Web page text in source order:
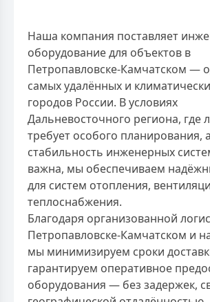
Наша компания поставляет
оборудование для объектов в
Петропавловске-Камчатском —
самых удалённых и
городов России. В условиях
Дальневосточного региона, где
требует особого планирования, а
стабильность инженерных
важна, мы обеспечиваем
для систем отопления,
теплоснабжения.
Благодаря организованной
Петропавловске-Камчатском и
мы минимизируем сроки
гарантируем оперативное
оборудования — без задержек,